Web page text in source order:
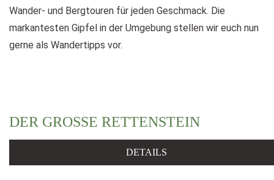
Wander- und Bergtouren für jeden Geschmack. Die
markantesten Gipfel in der Umgebung stellen wir euch nun
gerne als Wandertipps vor.
DER GROSSE RETTENSTEIN
DETAILS